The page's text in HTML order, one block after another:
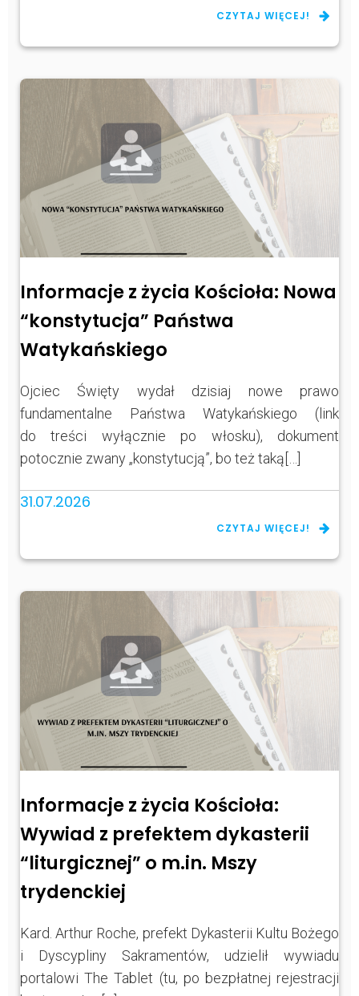
CZYTAJ WIĘCEJ!
Informacje z życia Kościoła: Nowa
“konstytucja” Państwa
Watykańskiego
Ojciec Święty wydał dzisiaj nowe prawo
fundamentalne Państwa Watykańskiego (link
do treści wyłącznie po włosku), dokument
potocznie zwany „konstytucją”, bo też taką[…]
31.07.2026
CZYTAJ WIĘCEJ!
Informacje z życia Kościoła:
Wywiad z prefektem dykasterii
“liturgicznej” o m.in. Mszy
trydenckiej
Kard. Arthur Roche, prefekt Dykasterii Kultu Bożego
i Dyscypliny Sakramentów, udzielił wywiadu
portalowi The Tablet (tu, po bezpłatnej rejestracji